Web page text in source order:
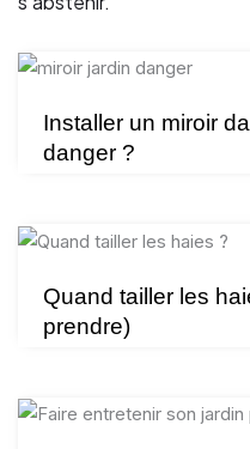
Installer un miroir
danger ?
Quand tailler les
prendre)